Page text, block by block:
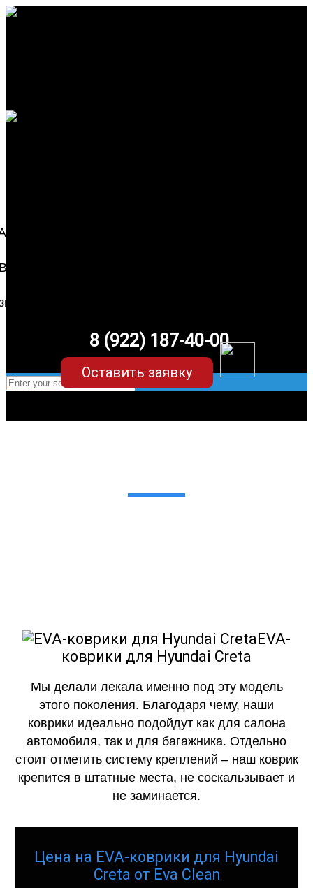
8 (922) 187-40-00
Оставить заявку
EVA-
коврики для Hyundai Creta
Мы делали лекала именно под эту модель
этого поколения. Благодаря чему, наши
коврики идеально подойдут как для салона
автомобиля, так и для багажника. Отдельно
стоит отметить систему креплений – наш коврик
крепится в штатные места, не соскальзывает и
не заминается.
Цена на EVA-коврики для Hyundai
Creta от Eva Clean